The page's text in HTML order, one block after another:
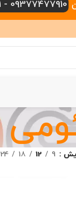
09377477910 - 09127708341 علیزاده
9
12
18
24